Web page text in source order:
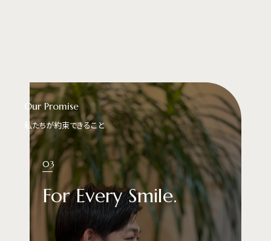
Our Promise
私たちが約束できること
03
For Every Smile.